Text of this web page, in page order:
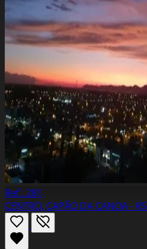
Ref.: 281
CENTRO, CAPÃO DA CANOA - RS